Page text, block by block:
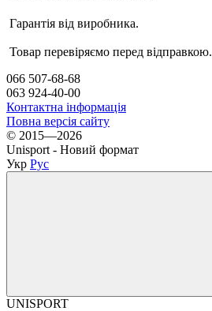
Гарантія від виробника.
Товар перевіряємо перед відправкою.
066 507-68-68
063 924-40-00
Контактна інформація
Повна версія сайту
© 2015—2026
Unisport - Новий формат
Укр Рус
UNISPORT